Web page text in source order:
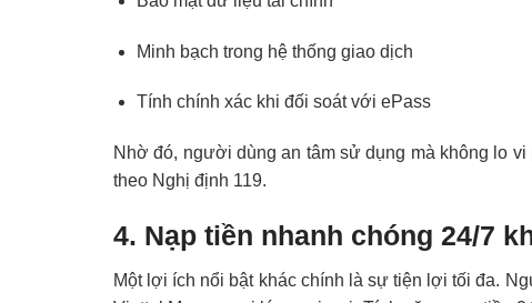
Minh bạch trong hệ thống giao dịch
Tính chính xác khi đối soát với ePass
Nhờ đó, người dùng an tâm sử dụng mà không lo
theo Nghị định 119.
4. Nạp tiền nhanh chóng 24/7
Một lợi ích nổi bật khác chính là sự tiện lợi tối đa.